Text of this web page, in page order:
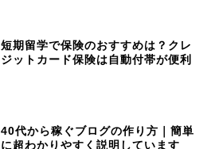
短期留学で保険のおすすめは？クレ
ジットカード保険は自動付帯が便利
40代から稼ぐブログの作り方｜簡単
に超わかりやすく説明しています